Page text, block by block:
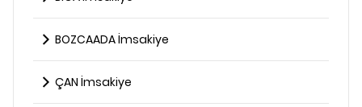
BOZCAADA İmsakiye
ÇAN İmsakiye